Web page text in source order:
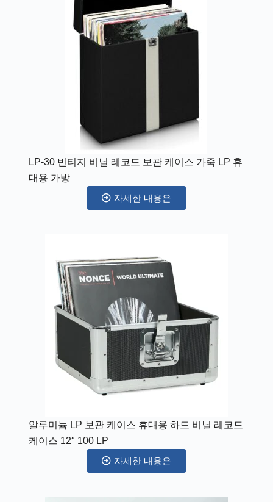
LP-30 빈티지 비닐 레코드 보관 케이스 가죽 LP 휴
대용 가방
자세한 내용은
알루미늄 LP 보관 케이스 휴대용 하드 비닐 레코드
케이스 12″ 100 LP
자세한 내용은